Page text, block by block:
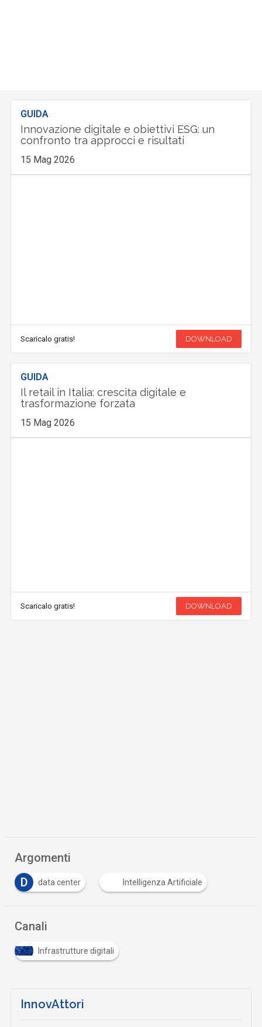
GUIDA
Innovazione digitale e obiettivi ESG: un
confronto tra approcci e risultati
15 Mag 2026
Scaricalo gratis! DOWNLOAD
GUIDA
Il retail in Italia: crescita digitale e
trasformazione forzata
15 Mag 2026
Scaricalo gratis! DOWNLOAD
Argomenti
D
data center Intelligenza Artificiale
Canali
Infrastrutture digitali
InnovAttori